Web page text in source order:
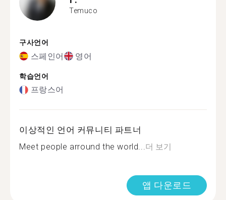
Temuco
구사언어
스페인어 영어
학습언어
프랑스어
이상적인 언어 커뮤니티 파트너
Meet people arround the world...더 보기
앱 다운로드